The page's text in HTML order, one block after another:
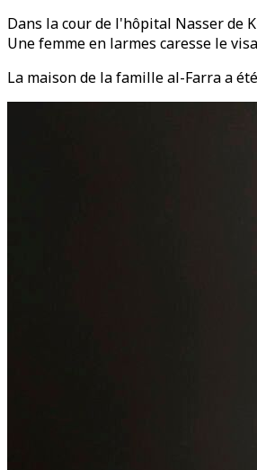
Dans la cour de l'hôpital Nasser de
Une femme en larmes caresse le
La maison de la famille al-Farra a